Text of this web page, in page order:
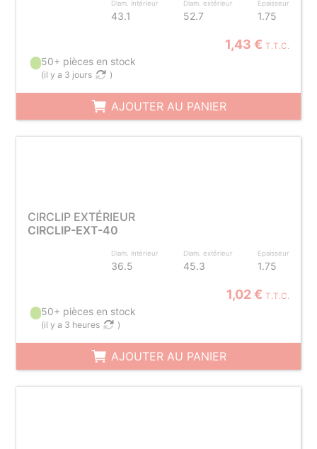
Diam. intérieur
43.1
Diam. extérieur
52.7
Epaisseur
1.75
1,43 € T.T.C.
50+ pièces en stock
(il y a 3 jours )
AJOUTER AU PANIER
CIRCLIP EXTÉRIEUR
CIRCLIP-EXT-40
Diam. intérieur
36.5
Diam. extérieur
45.3
Epaisseur
1.75
1,02 € T.T.C.
50+ pièces en stock
(il y a 3 heures )
AJOUTER AU PANIER